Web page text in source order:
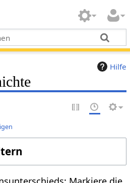
Hilfe